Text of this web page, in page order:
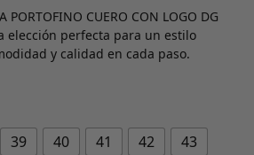
PORTOFINO CUERO CON LOGO DG
elección perfecta para un estilo
y calidad en cada paso.
39 40 41 42
43